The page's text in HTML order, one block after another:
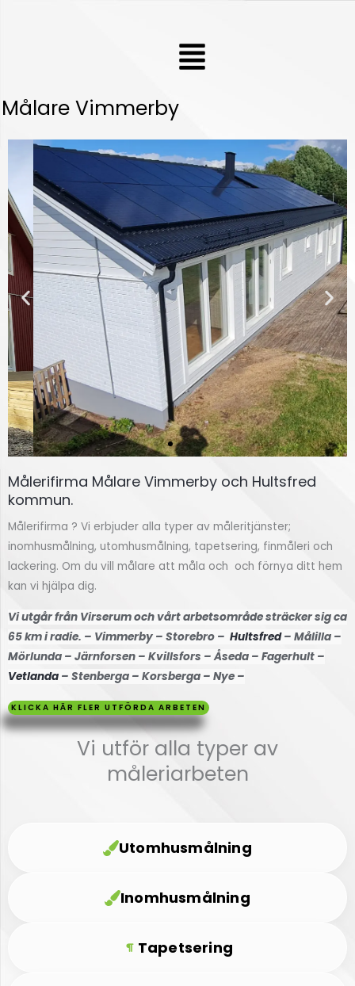
Meny
Målare Vimmerby
Målning
av villa
Vetlanda
Målerifirma Målare Vimmerby och Hultsfred
kommun.
Målerifirma ? Vi erbjuder alla typer av måleritjänster;
inomhusmålning, utomhusmålning, tapetsering, finmåleri och
lackering. Om du vill målare att måla och och förnya ditt hem
kan vi hjälpa dig.
Vi utgår från Virserum och vårt arbetsområde sträcker sig ca
65 km i radie. – Vimmerby – Storebro – Hultsfred– Målilla –
Mörlunda – Järnforsen – Kvillsfors – Åseda – Fagerhult –
Vetlanda – Stenberga – Korsberga – Nye –
KLICKA HÄR FLER UTFÖRDA ARBETEN
Vi utför alla typer av
måleriarbeten
Utomhusmålning
Inomhusmålning
Tapetsering